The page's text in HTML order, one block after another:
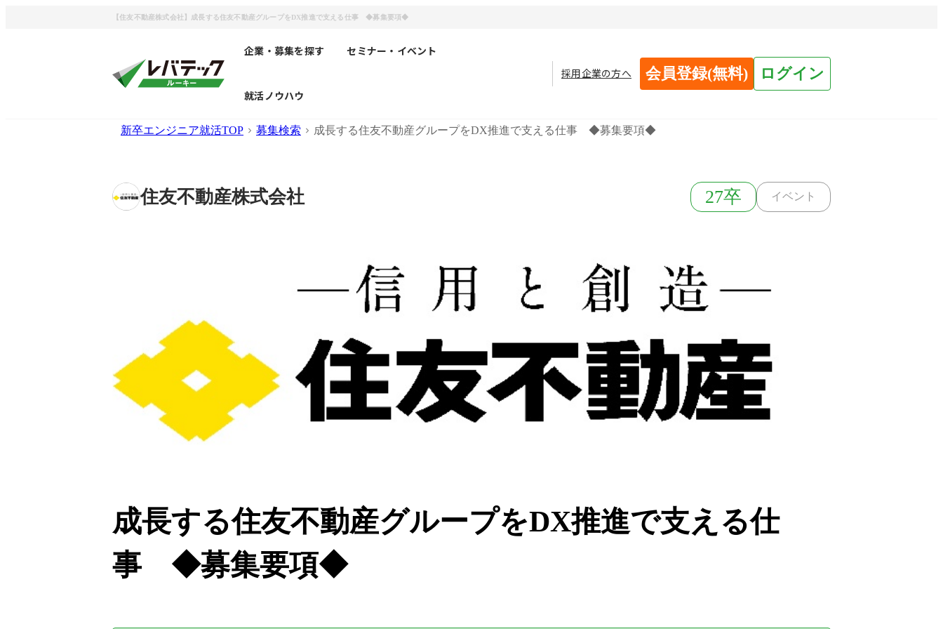
【住友不動産株式会社】成長する住友不動産グループをDX推進で支える仕事 ◆募集要項◆
企業・募集を探す セミナー・イベント
就活ノウハウ
採用企業の方へ 会員登録(無料) ログイン
新卒エンジニア就活TOP 募集検索 成長する住友不動産グループをDX推進で支える仕事 ◆募集要項◆
住友不動産株式会社 27卒 イベント
成長する住友不動産グループをDX推進で支える仕
事 ◆募集要項◆